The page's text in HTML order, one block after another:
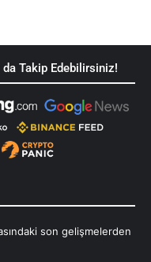
Takip Edebilirsiniz!
son gelişmelerden